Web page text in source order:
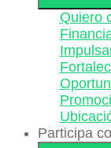
Quiero
Participa